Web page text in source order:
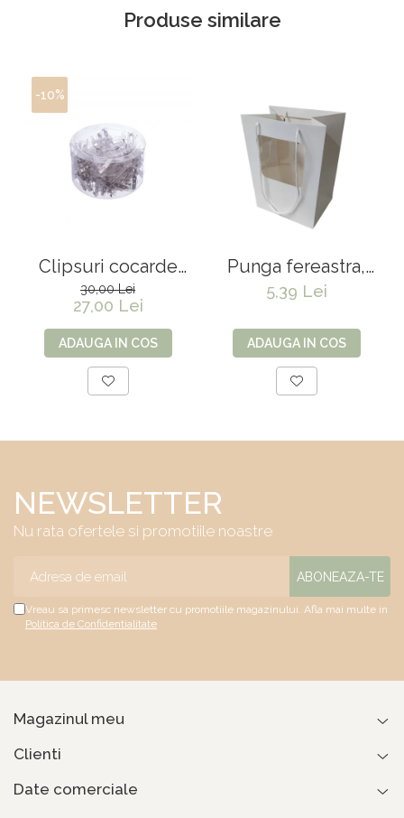
Produse similare
-10%
Clipsuri cocarde
100 buc - 4.5 cm
30,00 Lei
27,00 Lei
ADAUGA IN COS
Punga fereastra,
Semida -
35*29.5*24*18 cm
5,39 Lei
ADAUGA IN COS
NEWSLETTER
Nu rata ofertele si promotiile noastre
Vreau sa primesc newsletter cu promotiile magazinului. Afla mai multe in
Politica de Confidentialitate
Magazinul meu
Clienti
Date comerciale